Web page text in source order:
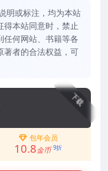
明或标注，均为本站
得本站同意时，禁止
任何网站、书籍等各
著者的合法权益，可
下载
包年会员
10.8金币 9折